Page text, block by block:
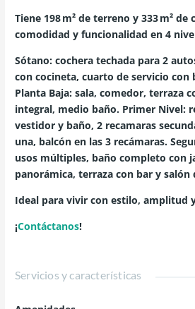
Tiene 198 m² de terreno y 333 m²
comodidad y funcionalidad en 4
Sótano: cochera techada para 2
con cocineta, cuarto de servicio con
Planta Baja: sala, comedor, terraza
integral, medio baño. Primer Nivel:
vestidor y baño, 2 recamaras
una, balcón en las 3 recámaras.
usos múltiples, baño completo con
panorámica, terraza con bar y salón
Ideal para vivir con estilo, amplitud
¡Contáctanos!
Servicios y características